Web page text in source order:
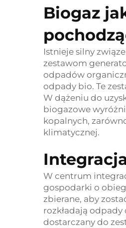
Biogaz
Istnieje silny
zestawom
odpadów
odpady bio. Te
W dążeniu do
biogazowe
kopalnych,
klimatycznej.
W centrum
gospodarki o
zbierane, aby
rozkładają
dostarczany do